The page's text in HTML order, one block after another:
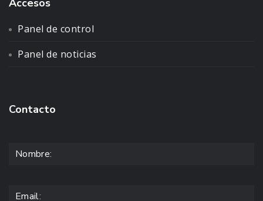
Accesos
Panel de control
Panel de noticias
Contacto